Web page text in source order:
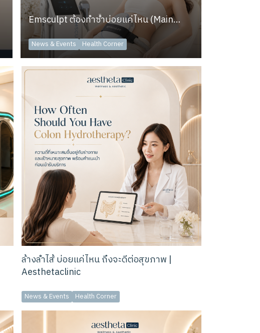
Emsculpt ต้องทำซ้ำบ่อยแค่ไหน (Maintenance) | Aesthetaclinic
News & Events Health Corner
ล้างลำไส้ บ่อยแค่ไหน ถึงจะดีต่อสุขภาพ |
Aesthetaclinic
News & Events Health Corner